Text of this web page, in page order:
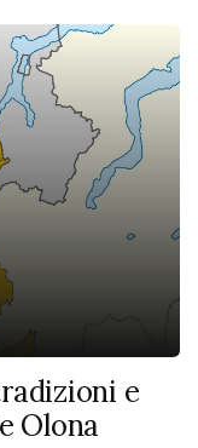
e
Olona